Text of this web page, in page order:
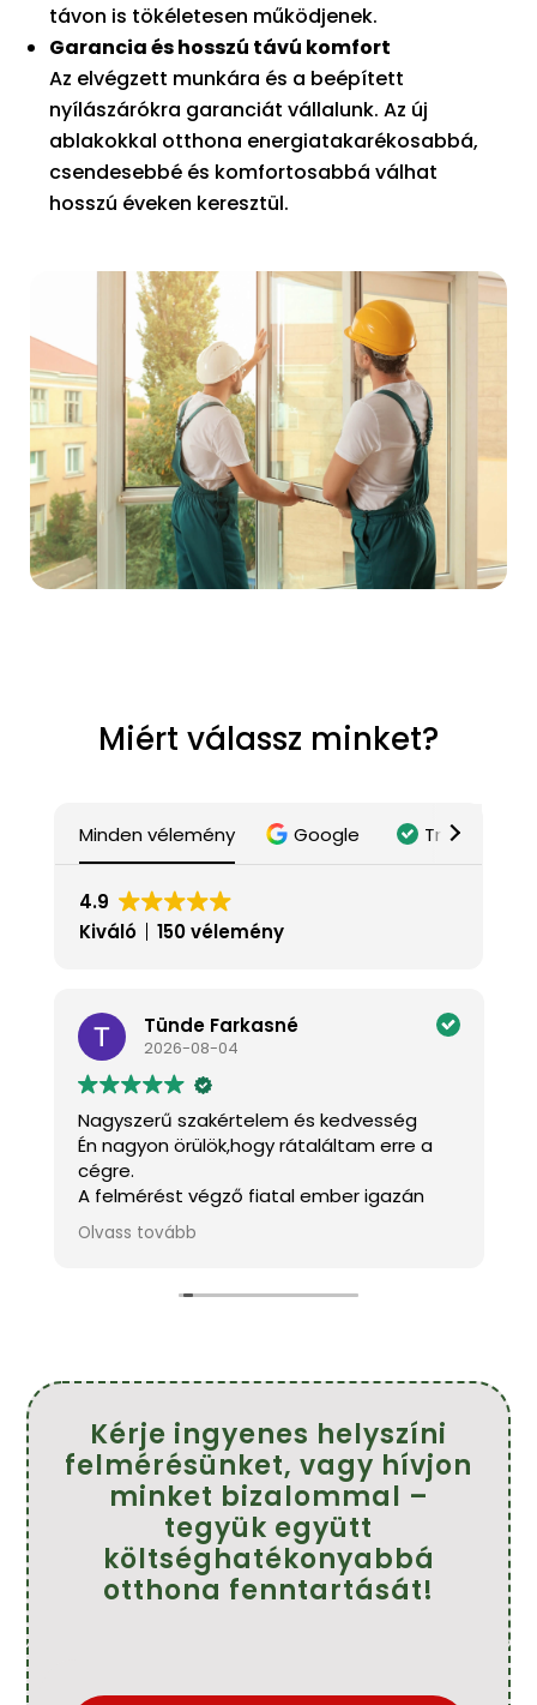
távon is tökéletesen működjenek.
Garancia és hosszú távú komfort
Az elvégzett munkára és a beépített
nyílászárókra garanciát vállalunk. Az új
ablakokkal otthona energiatakarékosabbá,
csendesebbé és komfortosabbá válhat
hosszú éveken keresztül.
Miért válassz minket?
Minden vélemény Google Trustindex
4.9
Kiváló
150 vélemény
Tünde Farkasné
2026-08-04
Nagyszerű szakértelem és kedvesség
Én nagyon örülök,hogy rátaláltam erre a
cégre.
A felmérést végző fiatal ember igazán
kedves és mindenben tanácsot adott.A
szakemberek pontosak,kedvesek és szép
Köszönöm szépen.
Olvass tovább
Kérje ingyenes helyszíni
felmérésünket, vagy hívjon
minket bizalommal –
tegyük együtt
költséghatékonyabbá
otthona fenntartását!